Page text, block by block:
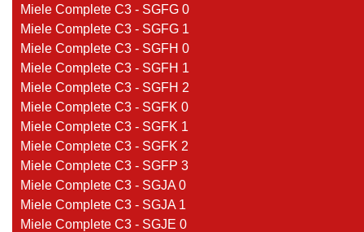
Miele Complete C3 - SGFG 0
Miele Complete C3 - SGFG 1
Miele Complete C3 - SGFH 0
Miele Complete C3 - SGFH 1
Miele Complete C3 - SGFH 2
Miele Complete C3 - SGFK 0
Miele Complete C3 - SGFK 1
Miele Complete C3 - SGFK 2
Miele Complete C3 - SGFP 3
Miele Complete C3 - SGJA 0
Miele Complete C3 - SGJA 1
Miele Complete C3 - SGJE 0